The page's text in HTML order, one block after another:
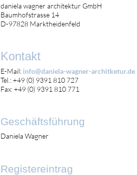
daniela wagner architektur GmbH
Baumhofstrasse 14
D-97828 Marktheidenfeld
Kontakt
E-Mail: info@daniela-wagner-architketur.de
Tel.: +49 (0) 9391 810 727
Fax: +49 (0) 9391 810 771
Geschäftsführung
Daniela Wagner
Registereintrag